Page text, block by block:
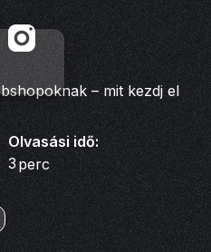
– mit kezdj el
Olvasási idő:
3 perc